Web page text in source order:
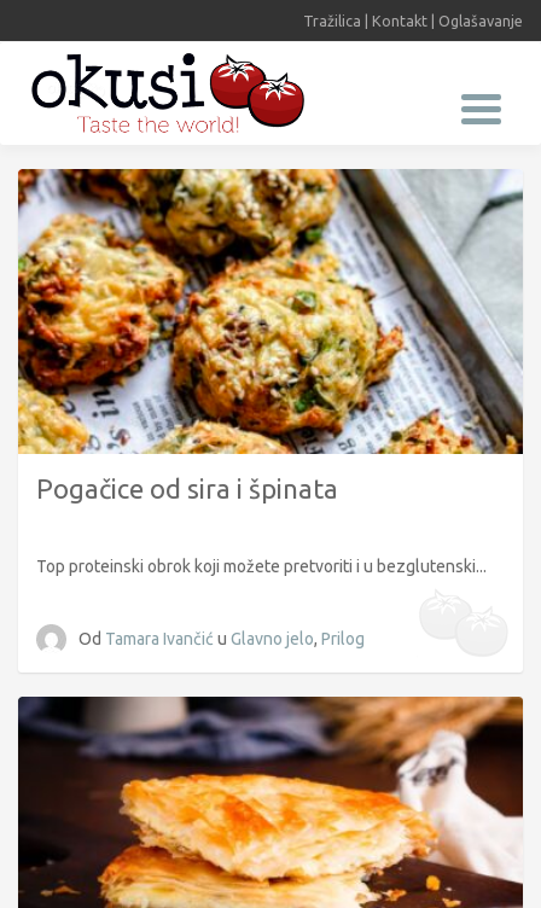
Tražilica Kontakt Oglašavanje
Pogačice od sira i špinata
Top proteinski obrok koji možete pretvoriti i u bezglutenski...
Od Tamara Ivančić u Glavno jelo, Prilog